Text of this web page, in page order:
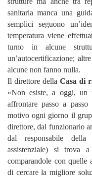
sanitaria manca una
semplici seguono
temperatura viene
turno in alcune
un’autocertificazione;
alcune non fanno nulla.
Il direttore della Casa di
«Non esiste, a oggi, un
affrontare passo a
motivo ogni giorno il
direttore, dal funzionario
dal responsabile
assistenziale) si trova
comparandole con quelle
di cercare la migliore